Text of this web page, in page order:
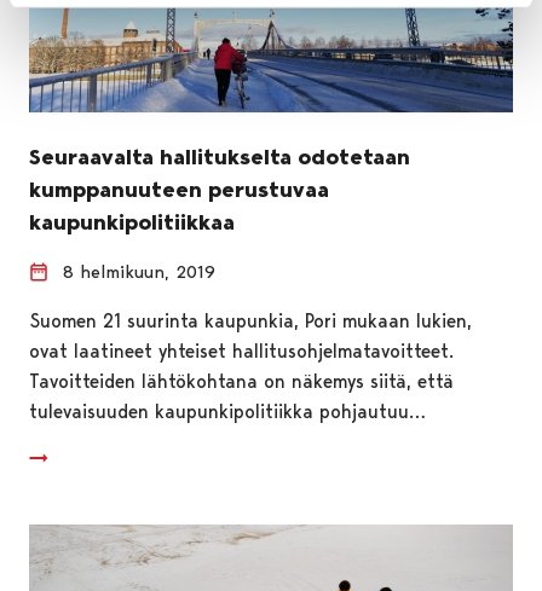
Seuraavalta hallitukselta odotetaan
kumppanuuteen perustuvaa
kaupunkipolitiikkaa
8 helmikuun, 2019
Suomen 21 suurinta kaupunkia, Pori mukaan lukien,
ovat laatineet yhteiset hallitusohjelmatavoitteet.
Tavoitteiden lähtökohtana on näkemys siitä, että
tulevaisuuden kaupunkipolitiikka pohjautuu…